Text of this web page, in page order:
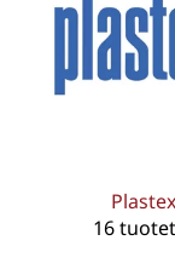
Plastex
16